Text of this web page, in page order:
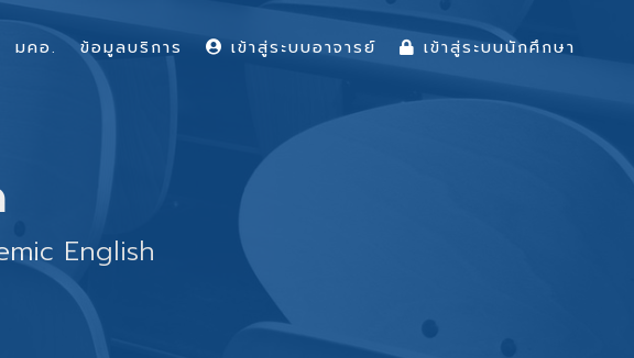
English
มคอ. ข้อมูลบริการ เข้าสู่ระบบอาจารย์ เข้าสู่ระบบนักศึกษา